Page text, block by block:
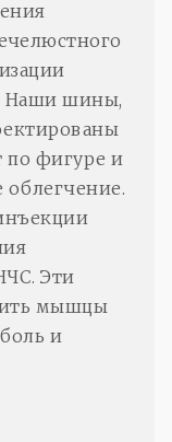
Наши шины,
по фигуре и
Эти
мышцы
и